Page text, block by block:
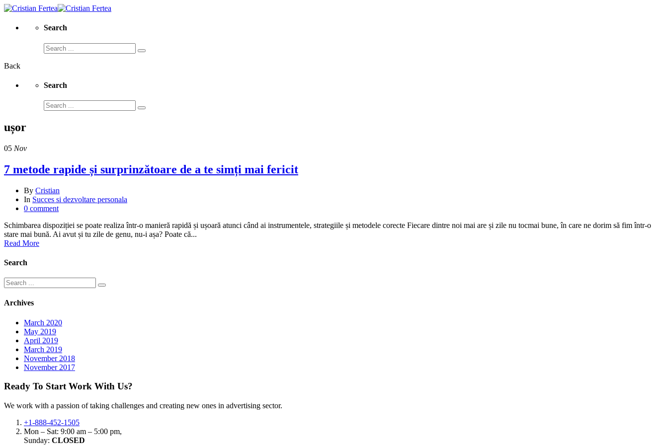
Search
Search
for:
Back
Search
Search
for:
ușor
05 Nov
7 metode rapide și surprinzătoare de a te simți mai fericit
By Cristian
In Succes si dezvoltare personala
0 comment
Schimbarea dispoziției se poate realiza într-o manieră rapidă și ușoară atunci când ai instrumentele, strategiile și metodele corecte Fiecare dintre noi mai are și zile nu tocmai bune, în care ne dorim să fim într-o
stare mai bună. Ai avut și tu zile de genu, nu-i așa? Poate că...
Read More
Search
Search
for:
Archives
March 2020
May 2019
April 2019
March 2019
November 2018
November 2017
Ready To StartWork With Us?
We work with a passion of taking challenges and creating new ones in advertising sector.
+1-888-452-1505
Mon – Sat: 9:00 am – 5:00 pm,
Sunday: CLOSED